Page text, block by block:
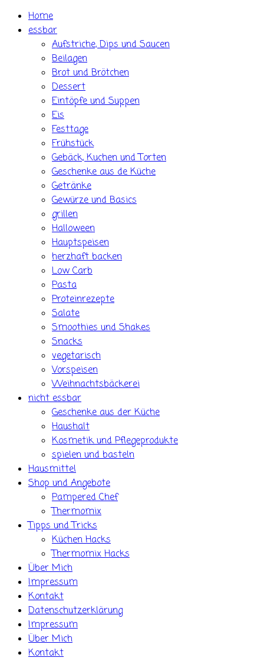
Skip Home
essbar
Aufstriche, Dips und Saucen
Beilagen
Brot und Brötchen
Dessert
Eintöpfe und Suppen
Eis
Festtage
Frühstück
Gebäck, Kuchen und Torten
Geschenke aus de Küche
Getränke
Gewürze und Basics
grillen
Halloween
Hauptspeisen
herzhaft backen
Low Carb
Pasta
Proteinrezepte
Salate
Smoothies und Shakes
Snacks
vegetarisch
Vorspeisen
Weihnachtsbäckerei
nicht essbar
Geschenke aus der Küche
Haushalt
Kosmetik und Pflegeprodukte
spielen und basteln
Hausmittel
Shop und Angebote
Pampered Chef
Thermomix
Tipps und Tricks
Küchen Hacks
Thermomix Hacks
Über Mich
Impressum
Kontakt
Datenschutzerklärung
Impressum
Über Mich
Kontakt